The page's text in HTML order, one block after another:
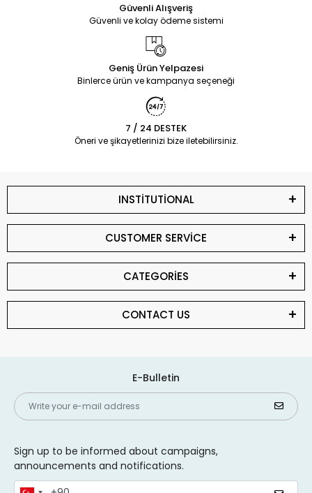
Güvenli Alışveriş
Güvenli ve kolay ödeme sistemi
Geniş Ürün Yelpazesi
Binlerce ürün ve kampanya seçeneği
7 / 24 DESTEK
Öneri ve şikayetlerinizi bize iletebilirsiniz.
INSTİTUTİONAL
CUSTOMER SERVİCE
CATEGORİES
CONTACT US
E-Bulletin
Sign up to be informed about campaigns,
announcements and notifications.